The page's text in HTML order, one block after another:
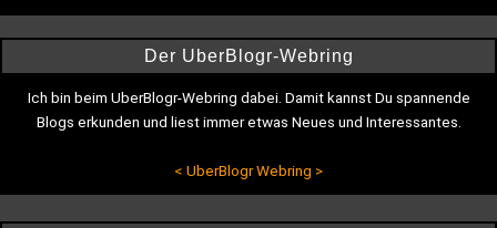
Der UberBlogr-Webring
Ich bin beim UberBlogr-Webring dabei. Damit kannst Du spannende
Blogs erkunden und liest immer etwas Neues und Interessantes.
< UberBlogr Webring >